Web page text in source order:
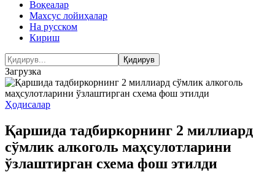
Воқеалар
Махсус лойиҳалар
На русском
Кириш
Загрузка
Ҳодисалар
Қаршида тадбиркорнинг 2 миллиард
сўмлик алкоголь маҳсулотларини
ўзлаштирган схема фош этилди